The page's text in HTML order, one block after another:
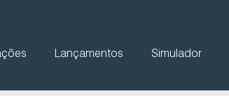
Simulador
Lançamentos